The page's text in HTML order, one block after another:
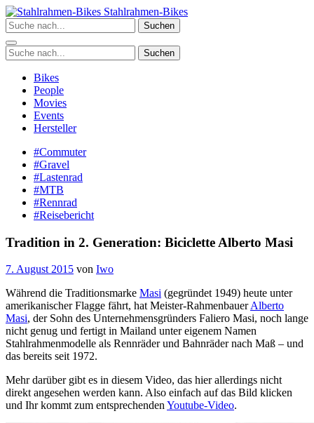
Zum
Inhalt
springen
Stahlrahmen-Bikes
Suchen
Suchen
Bikes
People
Movies
Events
Hersteller
#Commuter
#Gravel
#Lastenrad
#MTB
#Rennrad
#Reisebericht
Tradition in 2. Generation: Biciclette Alberto Masi
7. August 2015 von Iwo
Während die Traditionsmarke Masi (gegründet 1949) heute unter
amerikanischer Flagge fährt, hat Meister-RahmenbauerAlberto
Masi, der Sohn des Unternehmensgründers Faliero Masi, noch lange
nicht genug und fertigt in Mailand unter eigenem Namen
Stahlrahmenmodelle als Rennräder und Bahnräder nach Maß – und
das bereits seit 1972.
Mehr darüber gibt es in diesem Video, das hier allerdings nicht
direkt angesehen werden kann. Also einfach auf das Bild klicken
und Ihr kommt zum entsprechendenYoutube-Video.